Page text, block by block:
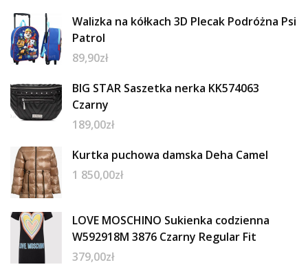
Walizka na kółkach 3D Plecak Podróżna Psi
Patrol
89,90zł
BIG STAR Saszetka nerka KK574063
Czarny
189,00zł
Kurtka puchowa damska Deha Camel
1 850,00zł
LOVE MOSCHINO Sukienka codzienna
W592918M 3876 Czarny Regular Fit
379,00zł